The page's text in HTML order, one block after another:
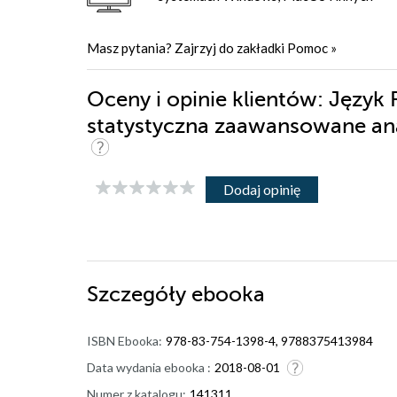
Masz pytania? Zajrzyj do zakładki Pomoc »
Oceny i opinie klientów: Język
statystyczna zaawansowane
Dodaj opinię
Szczegóły ebooka
ISBN Ebooka: 978-83-754-1398-4, 9788375413984
Data wydania ebooka : 2018-08-01